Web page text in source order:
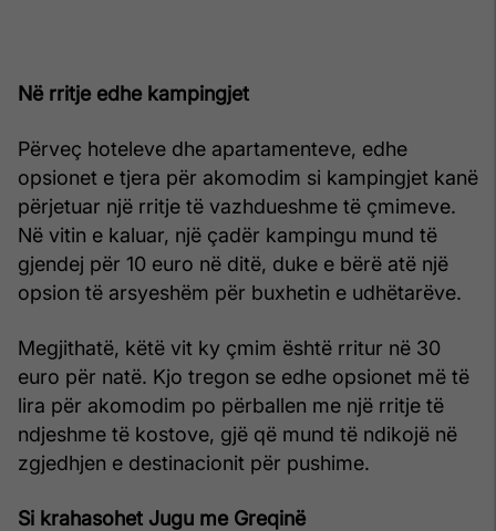
Në rritje edhe kampingjet
Përveç hoteleve dhe apartamenteve, edhe
opsionet e tjera për akomodim si kampingjet kanë
përjetuar një rritje të vazhdueshme të çmimeve.
Në vitin e kaluar, një çadër kampingu mund të
gjendej për 10 euro në ditë, duke e bërë atë një
opsion të arsyeshëm për buxhetin e udhëtarëve.
Megjithatë, këtë vit ky çmim është rritur në 30
euro për natë. Kjo tregon se edhe opsionet më të
lira për akomodim po përballen me një rritje të
ndjeshme të kostove, gjë që mund të ndikojë në
zgjedhjen e destinacionit për pushime.
Si krahasohet Jugu me Greqinë